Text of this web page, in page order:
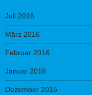
Juli 2016
März 2016
Februar 2016
Januar 2016
Dezember 2015